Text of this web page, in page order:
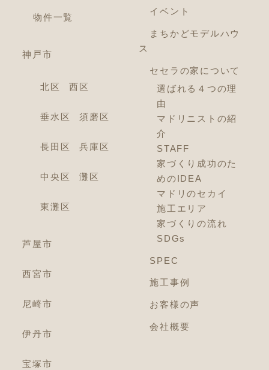
物件一覧
神戸市
北区 西区
垂水区 須磨区
長田区 兵庫区
中央区 灘区
東灘区
芦屋市
西宮市
尼崎市
伊丹市
宝塚市
イベント
まちかどモデルハウ
ス
セセラの家について
選ばれる４つの理
由
マドリニストの紹
介
STAFF
家づくり成功のた
めのIDEA
マドリのセカイ
施工エリア
家づくりの流れ
SDGs
SPEC
施工事例
お客様の声
会社概要